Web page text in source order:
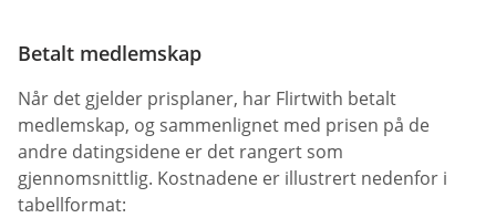
Betalt medlemskap
Når det gjelder prisplaner, har Flirtwith betalt
medlemskap, og sammenlignet med prisen på de
andre datingsidene er det rangert som
gjennomsnittlig. Kostnadene er illustrert nedenfor i
tabellformat: